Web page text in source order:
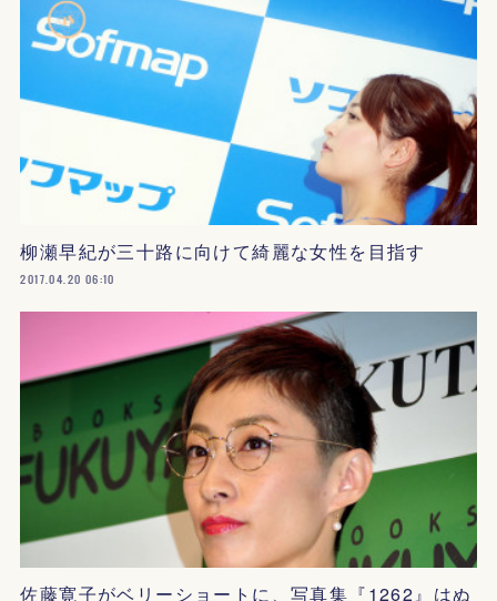
柳瀬早紀が三十路に向けて綺麗な女性を目指す
2017.04.20 06:10
佐藤寛子がベリーショートに、写真集『1262』はぬ